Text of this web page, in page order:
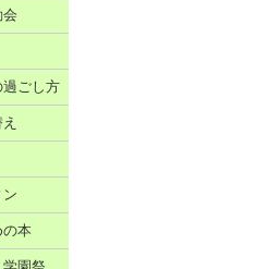
ごし方
の本
園祭